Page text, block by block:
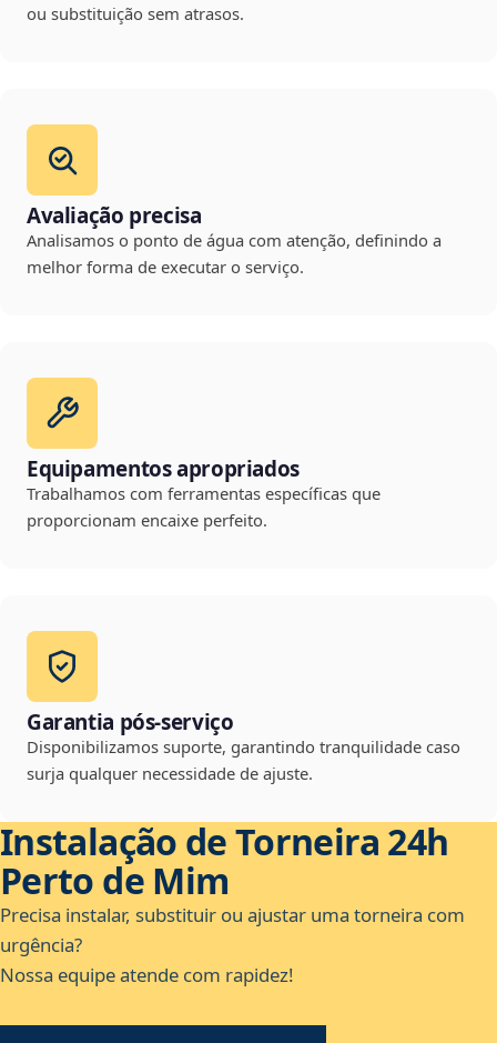
ou substituição sem atrasos.
Avaliação precisa
Analisamos o ponto de água com atenção, definindo a
melhor forma de executar o serviço.
Equipamentos apropriados
Trabalhamos com ferramentas específicas que
proporcionam encaixe perfeito.
Garantia pós-serviço
Disponibilizamos suporte, garantindo tranquilidade caso
surja qualquer necessidade de ajuste.
Instalação de Torneira 24h
Perto de Mim
Precisa instalar, substituir ou ajustar uma torneira com
urgência?
Nossa equipe atende com rapidez!